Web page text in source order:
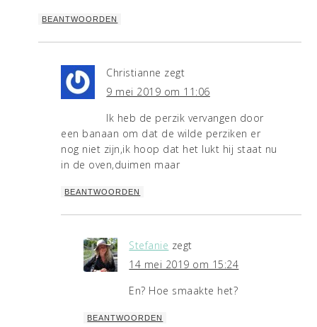
BEANTWOORDEN
Christianne zegt
9 mei 2019 om 11:06
Ik heb de perzik vervangen door
een banaan om dat de wilde perziken er
nog niet zijn,ik hoop dat het lukt hij staat nu
in de oven,duimen maar
BEANTWOORDEN
Stefanie zegt
14 mei 2019 om 15:24
En? Hoe smaakte het?
BEANTWOORDEN